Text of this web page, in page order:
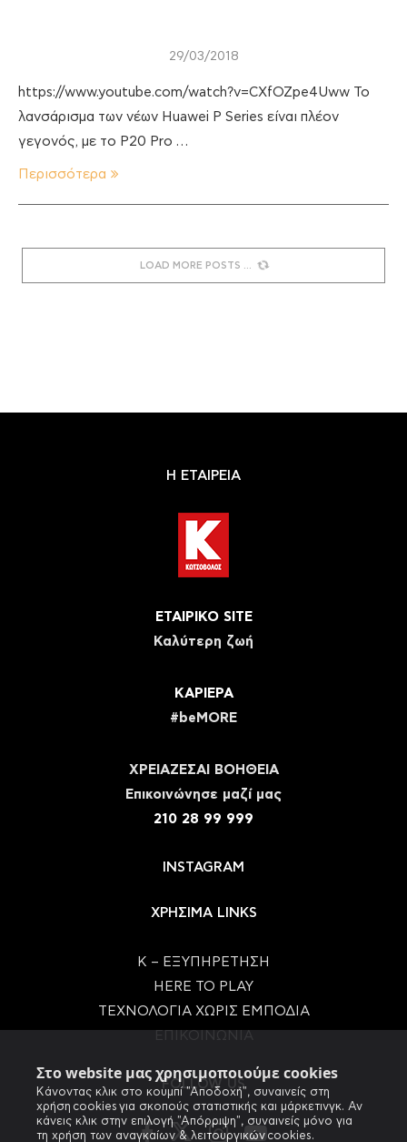
Στο website μας χρησιμοποιούμε cookies
Κάνοντας κλικ στο κουμπί "Αποδοχή", συναινείς στη
χρήση cookies για σκοπούς στατιστικής και μάρκετινγκ. Αν
κάνεις κλικ στην επιλογή "Απόρριψη", συναινείς μόνο για
τη χρήση των αναγκαίων & λειτουργικών cookies.
29/03/2018
https://www.youtube.com/watch?v=CXfOZpe4Uww Το
λανσάρισμα των νέων Huawei P Series είναι πλέον
γεγονός, με το P20 Pro …
Περισσότερα
LOAD MORE POSTS
Η ΕΤΑΙΡΕΙΑ
ΕΤΑΙΡΙΚΟ SITE
Καλύτερη ζωή
ΚΑΡΙΕΡΑ
#beMORE
ΧΡΕΙΑΖΕΣΑΙ ΒΟΗΘΕΙΑ
Eπικοινώνησε μαζί μας
210 28 99 999
INSTAGRAM
ΧΡΗΣΙΜΑ LINKS
Κ – ΕΞΥΠΗΡΕΤΗΣΗ
HERE TO PLAY
ΤΕΧΝΟΛΟΓΙΑ ΧΩΡΙΣ ΕΜΠΟΔΙΑ
FOLLOW US